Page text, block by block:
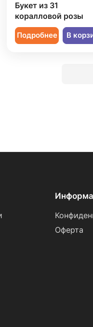
Букет из 31
коралловой розы
Подробнее В
Оферта